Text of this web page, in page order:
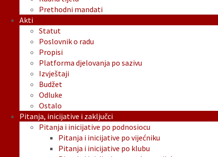
Prethodni mandati
Akti
Statut
Poslovnik o radu
Propisi
Platforma djelovanja po sazivu
Izvještaji
Budžet
Odluke
Ostalo
Pitanja, inicijative i zaključci
Pitanja i inicijative po podnosiocu
Pitanja i inicijative po vijećniku
Pitanja i inicijative po klubu